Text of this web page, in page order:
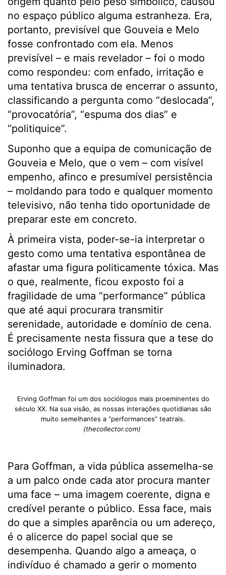
no espaço público alguma estranheza. Era,
portanto, previsível que Gouveia e Melo
fosse confrontado com ela. Menos
previsível – e mais revelador – foi o modo
como respondeu: com enfado, irritação e
uma tentativa brusca de encerrar o assunto,
classificando a pergunta como “deslocada”,
“provocatória”, “espuma dos dias” e
“politiquice”.
Suponho que a equipa de comunicação de
Gouveia e Melo, que o vem – com visível
empenho, afinco e presumível persistência
– moldando para todo e qualquer momento
televisivo, não tenha tido oportunidade de
preparar este em concreto.
À primeira vista, poder-se-ia interpretar o
gesto como uma tentativa espontânea de
afastar uma figura politicamente tóxica. Mas
o que, realmente, ficou exposto foi a
fragilidade de uma “performance” pública
que até aqui procurara transmitir
serenidade, autoridade e domínio de cena.
É precisamente nesta fissura que a tese do
sociólogo Erving Goffman se torna
iluminadora.
Erving Goffman foi um dos sociólogos mais proeminentes do
século XX. Na sua visão, as nossas interações quotidianas são
muito semelhantes a “performances” teatrais.
(thecollector.com)
Para Goffman, a vida pública assemelha-se
a um palco onde cada ator procura manter
uma face – uma imagem coerente, digna e
credível perante o público. Essa face, mais
do que a simples aparência ou um adereço,
é o alicerce do papel social que se
desempenha. Quando algo a ameaça, o
indivíduo é chamado a gerir o momento